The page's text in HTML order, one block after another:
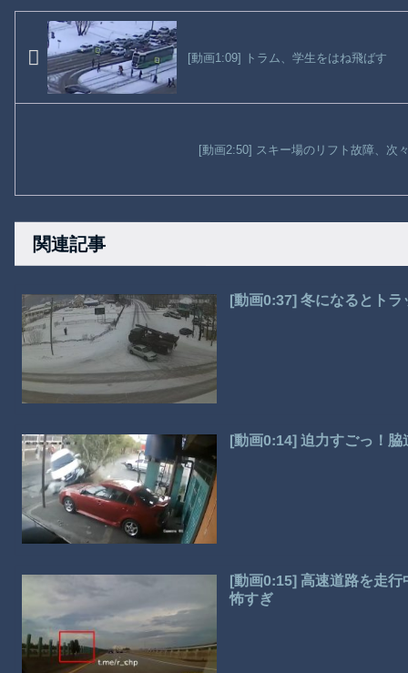
[動画1:09] トラム、学生をはね飛ばす
[動画2:50] スキー場のリフト故障、次
関連記事
[動画0:37] 冬になるとト
[動画0:14] 迫力すごっ！
[動画0:15] 高速道路を走
怖すぎ